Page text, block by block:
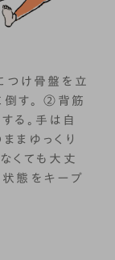
つけ骨盤を立
倒す。 ②背筋
る。手は自
まゆっくり
くても大丈
態をキープ